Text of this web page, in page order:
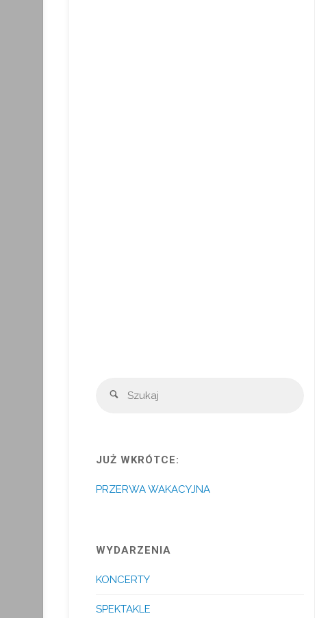
Szukaj
JUŻ WKRÓTCE:
PRZERWA WAKACYJNA
WYDARZENIA
KONCERTY
SPEKTAKLE